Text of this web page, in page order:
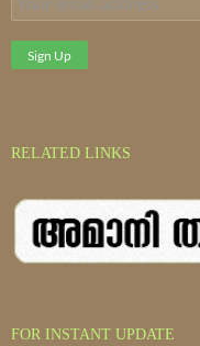
RELATED LINKS
FOR INSTANT UPDATE